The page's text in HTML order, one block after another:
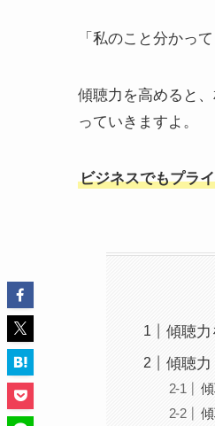
「私のこと分かっ
傾聴力を高めると
っていきますよ。
ビジネスでもプラ
傾聴力
傾聴